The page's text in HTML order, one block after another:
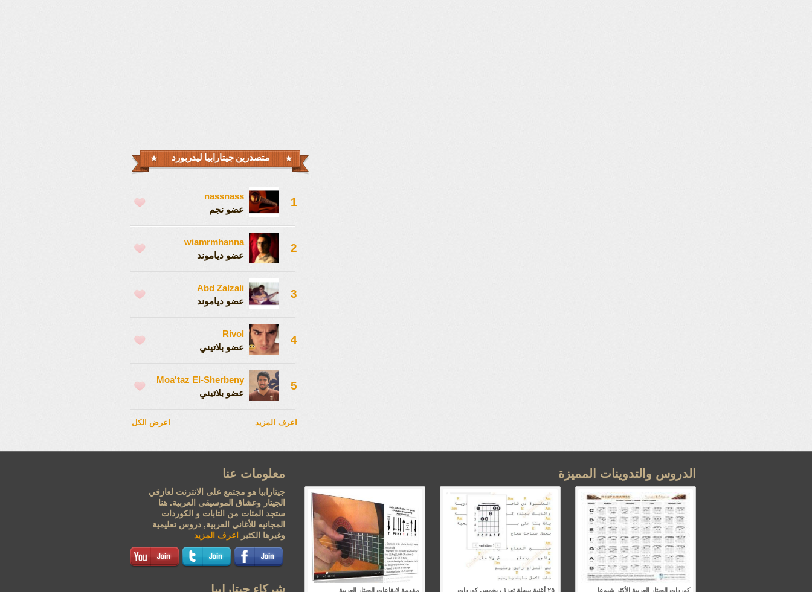
متصدرين جيتارابيا ليدربورد
1
nassnass
عضو نجم
2
wiamrmhanna
عضو دياموند
3
Abd Zalzali
عضو دياموند
4
Rivol
عضو بلاتيني
5
Moa'taz El-Sherbeny
عضو بلاتيني
اعرف المزيد اعرض الكل
الدروس والتدوينات المميزة
كوردات الجيتار العربية الأكثر شيوعا ٢٥ أغنية سهلة تعزف بخمس كوردات مقدمة لإيقاعات الجيتار العربية
معلومات عنا
جيتارابيا هو مجتمع على الانترنت لعازفي
الجيتار وعشاق الموسيقى العربية. هنا
ستجد المئات من التابات و الكوردات
المجانيه للأغاني العربية, دروس تعليمية
وغيرها الكثير
اعرف المزيد
شركاء جيتارابيا